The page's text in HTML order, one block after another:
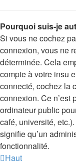
Pourquoi suis-je
Si vous ne cochez
connexion, vous ne
déterminée. Cela
compte à votre insu
connecté, cochez la
connexion. Ce n’est
ordinateur public
café, université,
signifie qu’un
fonctionnalité.
Haut